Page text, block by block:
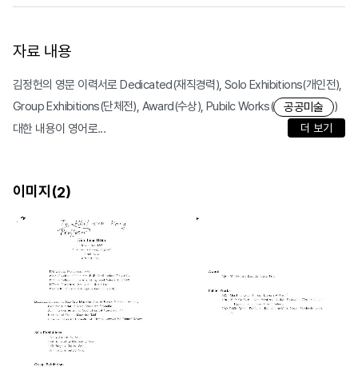
자료 내용
김정헌의 영문 이력서로 Dedicated(재직경력), Solo Exhibitions(개인전),
Group Exhibitions(단체전), Award(수상), Pubilc Works(
공공미술
)
대한 내용이 영어로...
더 보기
이미지(2)